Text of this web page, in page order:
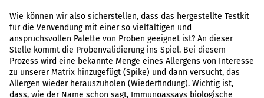
Wie können wir also sicherstellen, dass das hergestellte Testkit
für die Verwendung mit einer so vielfältigen und
anspruchsvollen Palette von Proben geeignet ist? An dieser
Stelle kommt die Probenvalidierung ins Spiel. Bei diesem
Prozess wird eine bekannte Menge eines Allergens von Interesse
zu unserer Matrix hinzugefügt (Spike) und dann versucht, das
Allergen wieder herauszuholen (Wiederfindung). Wichtig ist,
dass, wie der Name schon sagt, Immunoassays biologische